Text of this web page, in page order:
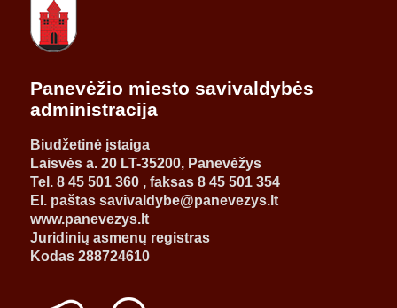
Panevėžio miesto savivaldybės
administracija
Biudžetinė įstaiga
Laisvės a. 20 LT-35200, Panevėžys
Tel. 8 45 501 360 , faksas 8 45 501 354
El. paštas savivaldybe@panevezys.lt
www.panevezys.lt
Juridinių asmenų registras
Kodas 288724610